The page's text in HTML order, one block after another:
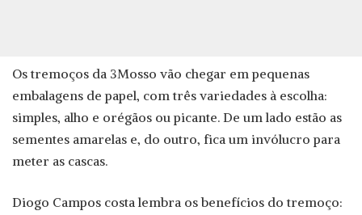
Os tremoços da 3Mosso vão chegar em pequenas
embalagens de papel, com três variedades à escolha:
simples, alho e orégãos ou picante. De um lado estão as
sementes amarelas e, do outro, fica um invólucro para
meter as cascas.
Diogo Campos costa lembra os benefícios do tremoço: